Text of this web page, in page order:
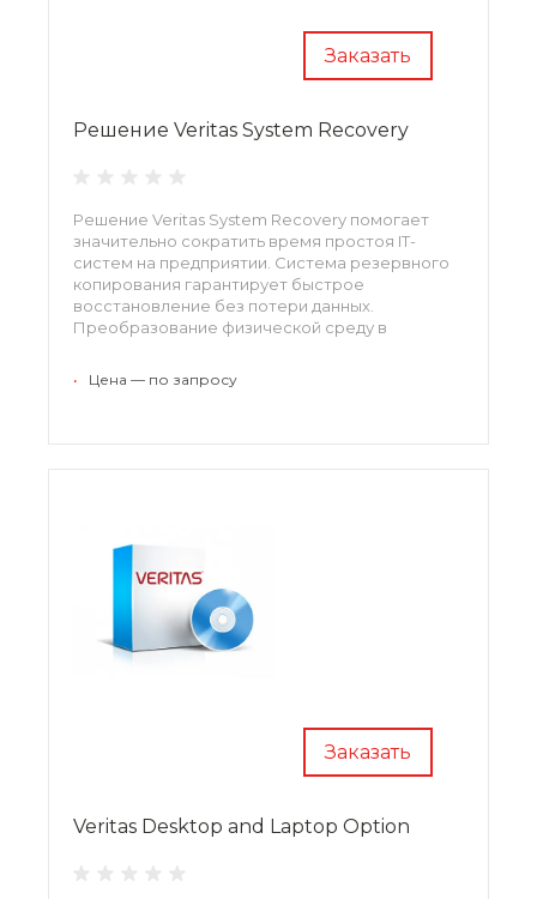
Заказать
Решение Veritas System Recovery
Решение Veritas System Recovery помогает
значительно сократить время простоя IT-
систем на предприятии. Система резервного
копирования гарантирует быстрое
восстановление без потери данных.
Преобразование физической среду в
централизованное управление и отличные
• Цена — по запросу
Заказать
Veritas Desktop and Laptop Option